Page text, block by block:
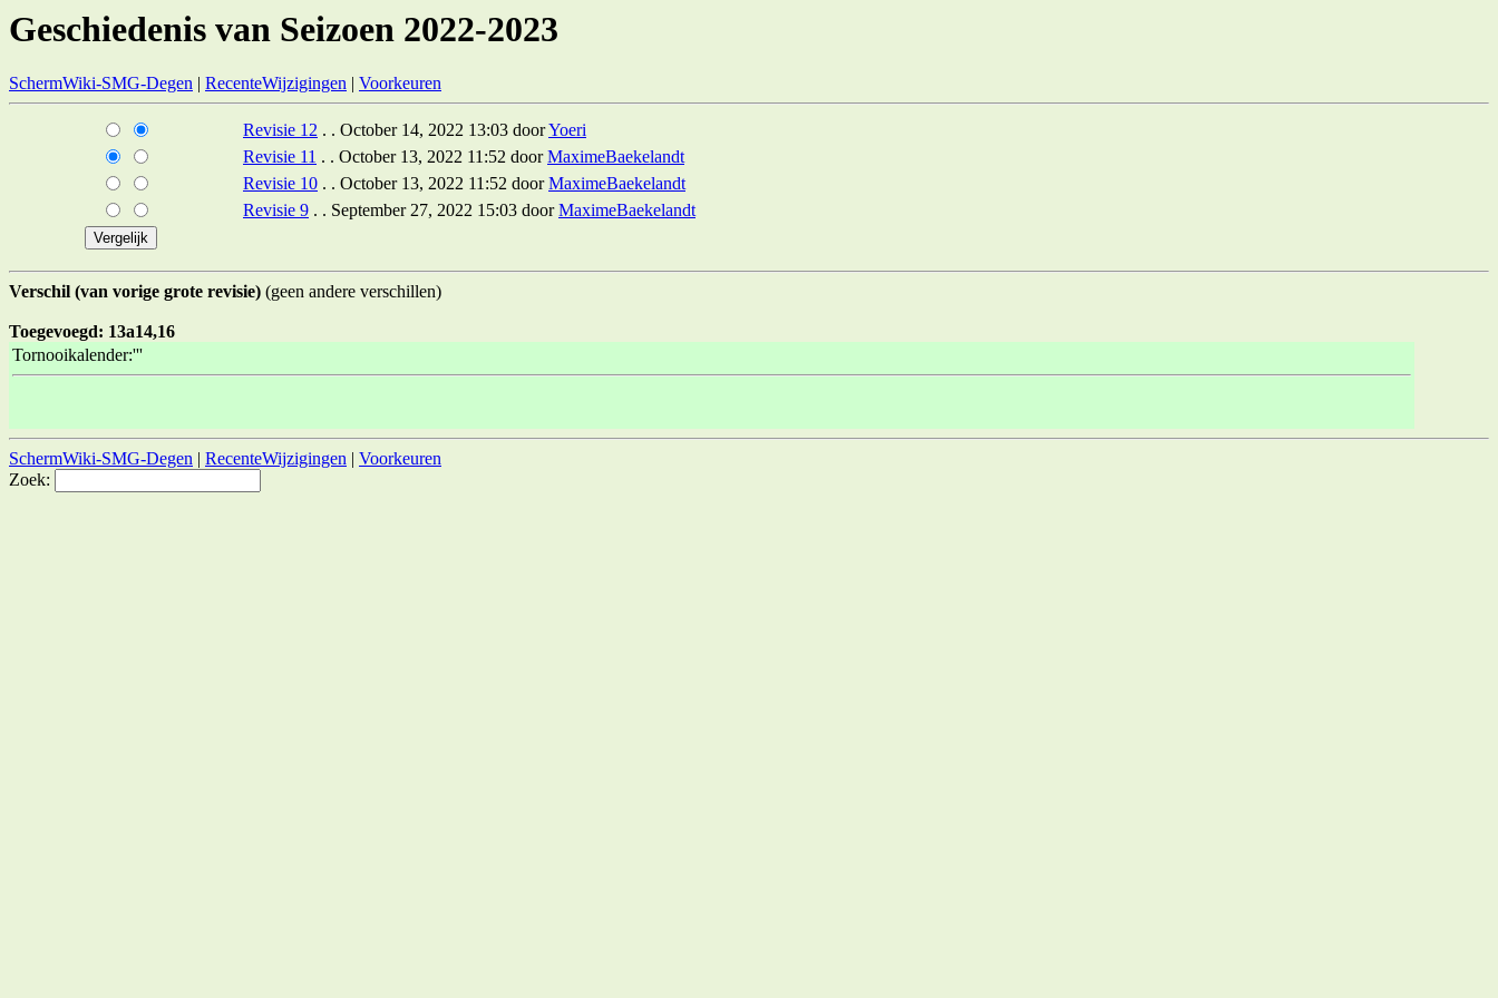
Geschiedenis van Seizoen 2022-2023
SchermWiki-SMG-Degen | RecenteWijzigingen | Voorkeuren
Revisie 12 . . October 14, 2022 13:03 doorYoeri
Revisie 11 . . October 13, 2022 11:52 doorMaximeBaekelandt
Revisie 10 . . October 13, 2022 11:52 doorMaximeBaekelandt
Revisie 9 . . September 27, 2022 15:03 doorMaximeBaekelandt
Verschil (van vorige grote revisie) (geen andere verschillen)
Toegevoegd: 13a14,16
Tornooikalender:'''
SchermWiki-SMG-Degen | RecenteWijzigingen | Voorkeuren
Zoek: